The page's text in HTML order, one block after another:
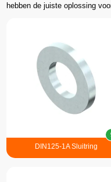
hebben de juiste oplossing
DIN125-1A Sluitring